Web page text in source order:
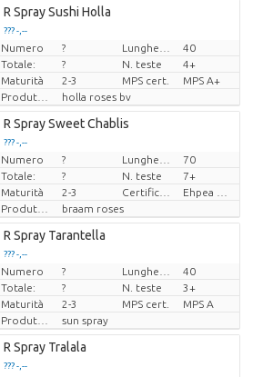
R Spray Sushi Holla
??? -,--
Prezzo x uno
Numero ?
40
Totale:
? N. teste
4+
Maturità
2-3 MPS cert.
MPS A+
Produttore
holla roses bv
R Spray Sweet Chablis
??? -,--
Prezzo x uno
Numero ?
70
Totale:
? N. teste
7+
Maturità
2-3
Produttore
braam roses
R Spray Tarantella
??? -,--
Prezzo x uno
Numero ?
40
Totale:
? N. teste
3+
Maturità
2-3 MPS cert.
MPS A
Produttore
sun spray
R Spray Tralala
??? -,--